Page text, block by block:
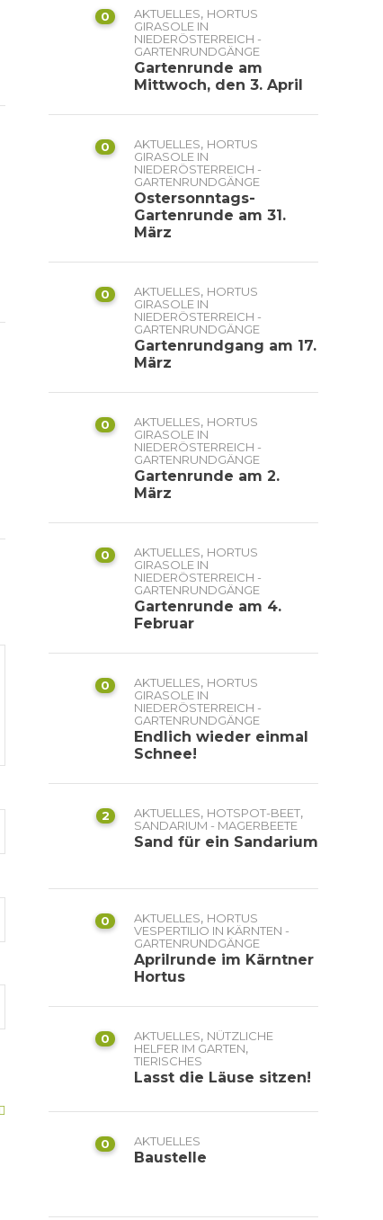
0 AKTUELLES, HORTUS
GIRASOLE IN
NIEDERÖSTERREICH -
GARTENRUNDGÄNGE
Gartenrunde am
Mittwoch, den 3. April
0 AKTUELLES, HORTUS
GIRASOLE IN
NIEDERÖSTERREICH -
GARTENRUNDGÄNGE
Ostersonntags-
Gartenrunde am 31.
März
0 AKTUELLES, HORTUS
GIRASOLE IN
NIEDERÖSTERREICH -
GARTENRUNDGÄNGE
Gartenrundgang am 17.
März
0 AKTUELLES, HORTUS
GIRASOLE IN
NIEDERÖSTERREICH -
GARTENRUNDGÄNGE
Gartenrunde am 2.
März
0 AKTUELLES, HORTUS
GIRASOLE IN
NIEDERÖSTERREICH -
GARTENRUNDGÄNGE
Gartenrunde am 4.
Februar
0 AKTUELLES, HORTUS
GIRASOLE IN
NIEDERÖSTERREICH -
GARTENRUNDGÄNGE
Endlich wieder einmal
Schnee!
2 AKTUELLES, HOTSPOT-BEET,
SANDARIUM - MAGERBEETE
Sand für ein Sandarium
0 AKTUELLES, HORTUS
VESPERTILIO IN KÄRNTEN -
GARTENRUNDGÄNGE
Aprilrunde im Kärntner
Hortus
0 AKTUELLES, NÜTZLICHE
HELFER IM GARTEN,
TIERISCHES
Lasst die Läuse sitzen!
0 AKTUELLES
Baustelle